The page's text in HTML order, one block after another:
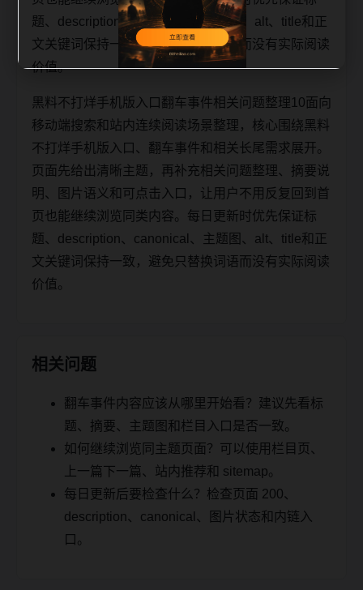
题、description、canonical、主题图、alt、title和正
文关键词保持一致，避免只替换词语而没有实际阅读
价值。
黑料不打烊手机版入口翻车事件相关问题整理10面向
移动端搜索和站内连续阅读场景整理，核心围绕黑料
不打烊手机版入口、翻车事件和相关长尾需求展开。
页面先给出清晰主题，再补充相关问题整理、摘要说
明、图片语义和可点击入口，让用户不用反复回到首
页也能继续浏览同类内容。每日更新时优先保证标
题、description、canonical、主题图、alt、title和正
文关键词保持一致，避免只替换词语而没有实际阅读
价值。
相关问题
翻车事件内容应该从哪里开始看？建议先看标
题、摘要、主题图和栏目入口是否一致。
如何继续浏览同主题页面？可以使用栏目页、
上一篇下一篇、站内推荐和 sitemap。
每日更新后要检查什么？检查页面 200、
description、canonical、图片状态和内链入
口。